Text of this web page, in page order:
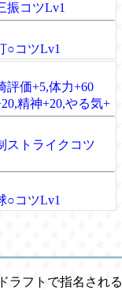
振コツLv1
○コツLv1
評価+5,体力+60
精神+20,やる気+
ストライクコツ
○コツLv1
ラフトで指名される